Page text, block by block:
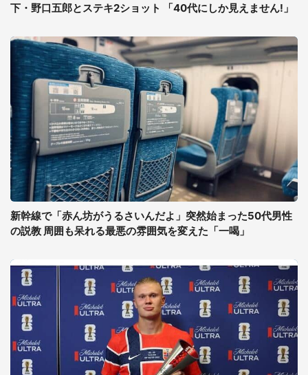
下・野口五郎とステキ2ショット 「40代にしか見えません!」
新幹線で「赤ん坊がうるさいんだよ」突然始まった50代男性
の説教 周囲も呆れる最悪の雰囲気を変えた「一喝」